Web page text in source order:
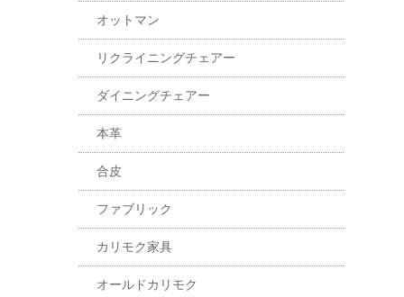
オットマン
リクライニングチェアー
ダイニングチェアー
本革
合皮
ファブリック
カリモク家具
オールドカリモク